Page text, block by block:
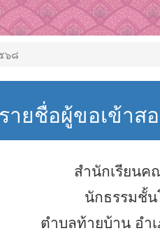
๖๘
รายชื่อผู้ขอเข้า
สำนักเรียน
นักธรรมชั้
ตำบลท้ายบ้าน อำ